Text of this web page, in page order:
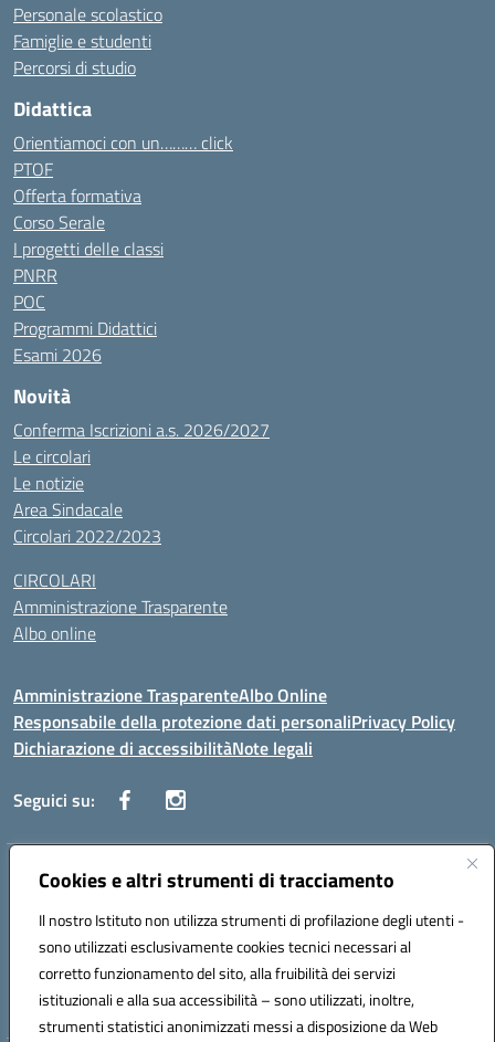
Cookies e altri strumenti di tracciamento
Il nostro Istituto non utilizza strumenti di profilazione degli utenti -
sono utilizzati esclusivamente cookies tecnici necessari al
corretto funzionamento del sito, alla fruibilità dei servizi
istituzionali e alla sua accessibilità – sono utilizzati, inoltre,
strumenti statistici anonimizzati messi a disposizione da Web
Personale scolastico
Famiglie e studenti
Percorsi di studio
Didattica
Orientiamoci con un……… click
PTOF
Offerta formativa
Corso Serale
I progetti delle classi
PNRR
POC
Programmi Didattici
Esami 2026
Novità
Conferma Iscrizioni a.s. 2026/2027
Le circolari
Le notizie
Area Sindacale
Circolari 2022/2023
CIRCOLARI
Amministrazione Trasparente
Albo online
Amministrazione TrasparenteAlbo Online
Responsabile della protezione dati personaliPrivacy Policy
Dichiarazione di accessibilitàNote legali
Seguici su:
Indirizzo:Corso Vittorio Emanuele, 27 90133 - Palermo
Posta elettronica certificata (PEC):pais03600r@pec.istruzione.it
Codice fiscale: 97308550827
Codice meccanografico: PAIS03600R